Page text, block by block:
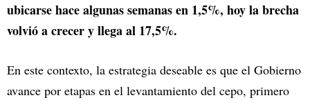
ubicarse hace algunas semanas en 1,5%, hoy la brecha
volvió a crecer y llega al 17,5%.
En este contexto, la estrategia deseable es que el Gobierno
avance por etapas en el levantamiento del cepo, primero